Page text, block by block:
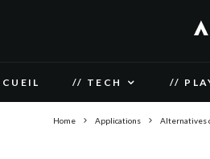
// TECH //
Home Applications Alternatives